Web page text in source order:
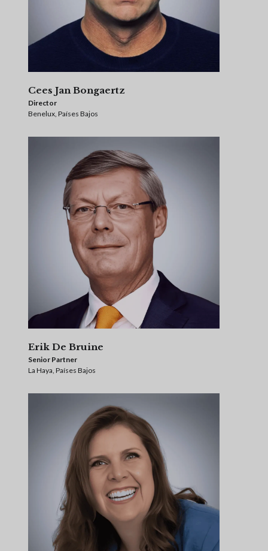
Cees Jan Bongaertz
Director
Benelux, Países Bajos
Erik De Bruine
Senior Partner
La Haya, Países Bajos